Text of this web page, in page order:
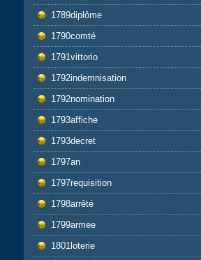
1789diplôme
1790comté
1791vittorio
1792indemnisation
1792nomination
1793affiche
1793decret
1797an
1797requisition
1798arrêté
1799armee
1801loterie